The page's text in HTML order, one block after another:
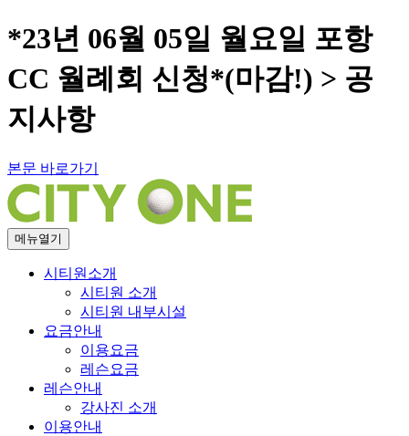
*23년 06월 05일 월요일 포항
CC 월례회 신청*(마감!) > 공
지사항
본문 바로가기
메뉴열기
시티원소개
시티원 소개
시티원 내부시설
요금안내
이용요금
레슨요금
레슨안내
강사진 소개
이용안내